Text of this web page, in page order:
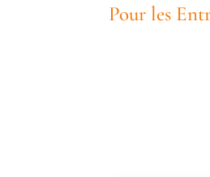
Pour les